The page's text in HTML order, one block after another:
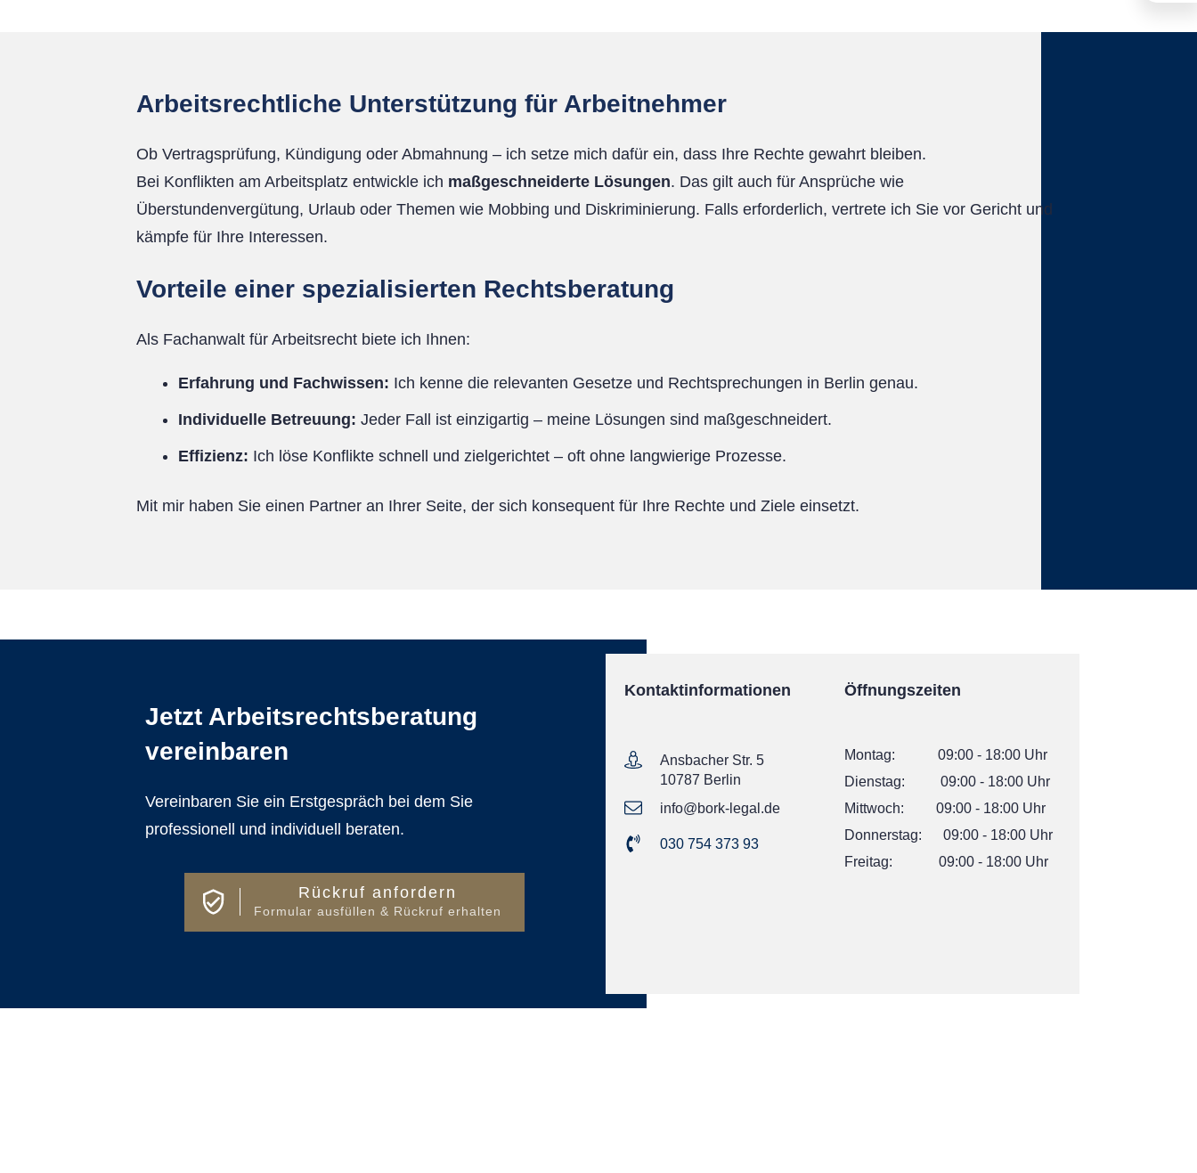
Arbeitsrechtliche Unterstützung für Arbeitnehmer
Ob Vertragsprüfung, Kündigung oder Abmahnung – ich setze mich dafür ein, dass Ihre Rechte gewahrt bleiben.
Bei Konflikten am Arbeitsplatz entwickle ich maßgeschneiderte Lösungen. Das gilt auch für Ansprüche wie
Überstundenvergütung, Urlaub oder Themen wie Mobbing und Diskriminierung. Falls erforderlich, vertrete ich Sie vor Gericht und
kämpfe für Ihre Interessen.
Vorteile einer spezialisierten Rechtsberatung
Als Fachanwalt für Arbeitsrecht biete ich Ihnen:
Erfahrung und Fachwissen: Ich kenne die relevanten Gesetze und Rechtsprechungen in Berlin genau.
Individuelle Betreuung: Jeder Fall ist einzigartig – meine Lösungen sind maßgeschneidert.
Effizienz: Ich löse Konflikte schnell und zielgerichtet – oft ohne langwierige Prozesse.
Mit mir haben Sie einen Partner an Ihrer Seite, der sich konsequent für Ihre Rechte und Ziele einsetzt.
Jetzt Arbeitsrechtsberatung
vereinbaren
Vereinbaren Sie ein Erstgespräch bei dem Sie
professionell und individuell beraten.
Rückruf anfordern
Formular ausfüllen & Rückruf erhalten
Kontaktinformationen
Ansbacher Str. 5
10787 Berlin
info@bork-legal.de
030 754 373 93
Öffnungszeiten
Montag: 09:00 - 18:00 Uhr
Dienstag: 09:00 - 18:00 Uhr
Mittwoch: 09:00 - 18:00 Uhr
Donnerstag: 09:00 - 18:00 Uhr
Freitag: 09:00 - 18:00 Uhr